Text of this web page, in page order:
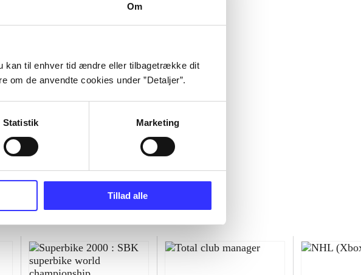
Om
kan til enhver tid ændre eller tilbagetrække dit
om de anvendte cookies under ”Detaljer”.
Statistik Marketing
Tillad alle